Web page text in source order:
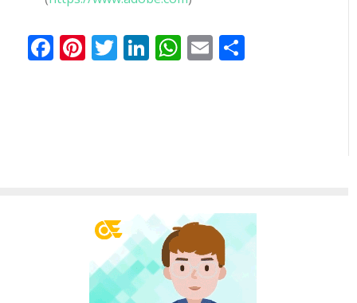
Facebook
Pinterest
Twitter
LinkedIn
WhatsApp
Email